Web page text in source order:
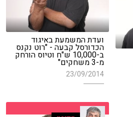
ועדת המשמעת באיגוד
הכדורסל קבעה - "רוט נקנס
ב-10,000 ש"ח וטיוס הורחק
מ-3 משחקים"
23/09/2014